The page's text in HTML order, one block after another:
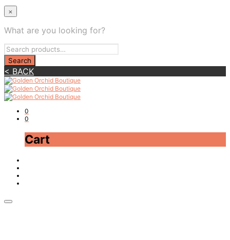
×
What are you looking for?
< BACK
0
0
Cart